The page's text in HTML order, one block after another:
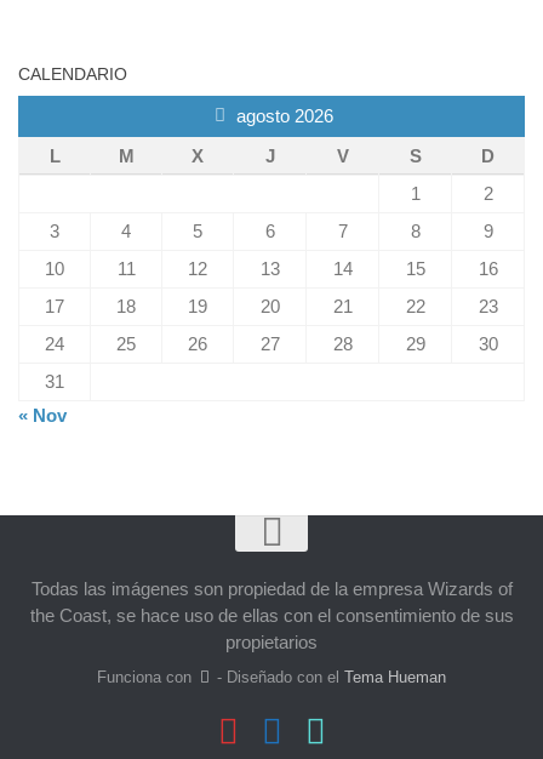
CALENDARIO
agosto 2026
L
M X J V S
D
1
2
3
4 5 6 7 8
9
10
11 12 13 14 15
16
17
18 19 20 21 22
23
24
25 26 27 28 29
30
31
« Nov
Todas las imágenes son propiedad de la empresa Wizards of
the Coast, se hace uso de ellas con el consentimiento de sus
propietarios
Funciona con - Diseñado con elTema Hueman